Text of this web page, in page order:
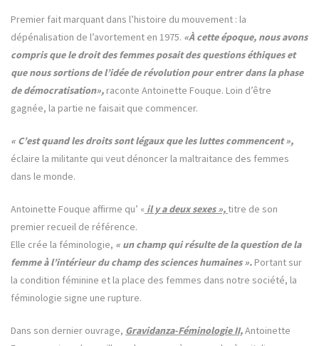
Premier fait marquant dans l’histoire du mouvement : la
dépénalisation de l’avortement en 1975. «À cette époque, nous avons
compris que le droit des femmes posait des questions éthiques et
que nous sortions de l’idée de révolution pour entrer dans la phase
de démocratisation», raconte Antoinette Fouque. Loin d’être
gagnée, la partie ne faisait que commencer.
« C’est quand les droits sont légaux que les luttes commencent »,
éclaire la militante qui veut dénoncer la maltraitance des femmes
dans le monde.
Antoinette Fouque affirme qu’ « il y a deux sexes », titre de son
premier recueil de référence.
Elle crée la féminologie, « un champ qui résulte de la question de la
femme à l’intérieur du champ des sciences humaines ». Portant sur
la condition féminine et la place des femmes dans notre société, la
féminologie signe une rupture.
Dans son dernier ouvrage, Gravidanza-Féminologie II,Antoinette